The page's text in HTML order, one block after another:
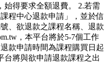
始得要求全額退費。 2.若需
程中心退款申請」，並於信
、欲退款之課程名稱、退款
，本平台將於5-7個工作
款申請時間為課程購買日起
台將與欲申請退款課程之出